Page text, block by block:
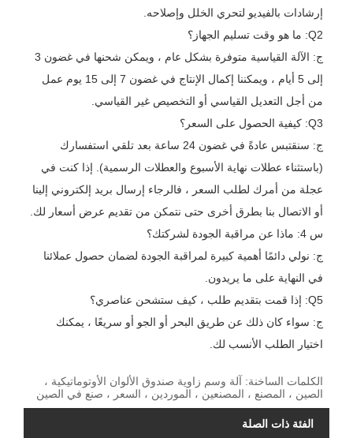
إرشادات بالفيديو لتحري الخلل وإصلاحه.
Q2: ما هو وقت تسليم الجهاز؟
ج: الآلة القياسية متوفرة بشكل عام ، ويمكن شحنها في غضون 3
إلى 5 أيام ، ويمكننا إكمال الإنتاج في غضون 7 إلى 15 يوم عمل
من أجل التعديل القياسي أو التخصيص غير القياسي.
Q3: كيفية الحصول على السعر؟
ج: سنقتبس عادةً في غضون 24 ساعة بعد تلقي استفسارك
(باستثناء عطلات نهاية الأسبوع والعطلات الرسمية). إذا كنت في
عجلة من أمرك لطلب السعر ، فالرجاء إرسال بريد إلكتروني إلينا
أو الاتصال بنا بطرق أخرى حتى نتمكن من تقديم عرض أسعار لك.
س 4: ماذا عن مراقبة الجودة لشركتك؟
ج: نولي دائمًا أهمية كبيرة لمراقبة الجودة لضمان حصول عملائنا
في النهاية على ما يريدون.
Q5: إذا قمت بتقديم طلب ، كيف ستشحن عناصري؟
ج: سواء كان ذلك عن طريق البحر أو الجو أو سريعًا ، يمكنك
اختيار الطلب الأنسب لك.
الكلمات الساخنة: آلة وسم زاوية صندوق الألوان الأوتوماتيكية ،
الصين ، المصنع ، المصنعين ، الموردين ، السعر ، صنع في الصين
الفئة ذات الصلة